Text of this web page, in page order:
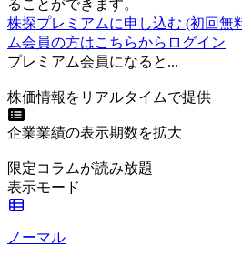
ることができます。
株探プレミアムに申し込む (初回無
ム会員の方はこちらからログイン
プレミアム会員になると...
株価情報をリアルタイムで提供
企業業績の表示期数を拡大
限定コラムが読み放題
表示モード
ノーマル